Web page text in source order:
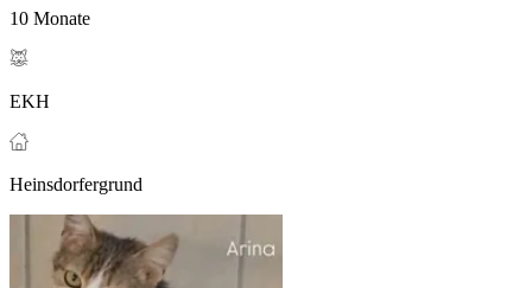
10 Monate
EKH
Heinsdorfergrund